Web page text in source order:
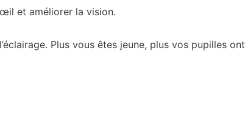
et améliorer la vision.
Plus vous êtes jeune, plus vos pupilles ont